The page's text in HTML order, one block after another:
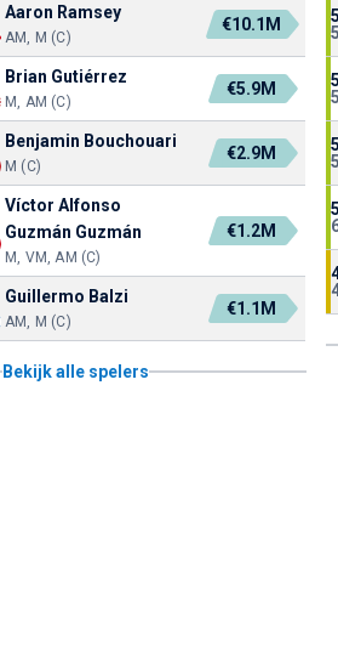
Aaron Ramsey
AM, M (C)
€10.1M
Brian Gutiérrez
M, AM (C)
€5.9M
Benjamin Bouchouari
M (C)
€2.9M
Víctor Alfonso
Guzmán Guzmán
M, VM, AM (C)
€1.2M
Guillermo Balzi
AM, M (C)
€1.1M
Bekijk alle spelers